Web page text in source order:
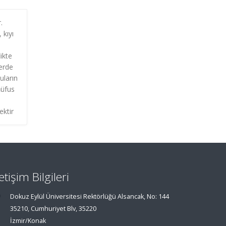
Bilgileri
Dokuz Eylül Üniversitesi Rektörlüğü Alsancak, No: 144
35210, Cumhuriyet Blv, 35220
İzmir/Konak